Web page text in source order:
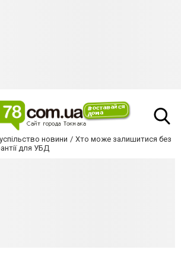
новини
Хто може залишитися без
для УБД